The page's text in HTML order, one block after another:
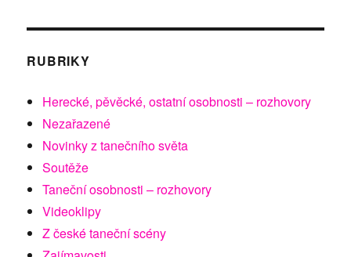
RUBRIKY
Herecké, pěvěcké, ostatní osobnosti – rozhovory
Nezařazené
Novinky z tanečního světa
Soutěže
Taneční osobnosti – rozhovory
Videoklipy
Z české taneční scény